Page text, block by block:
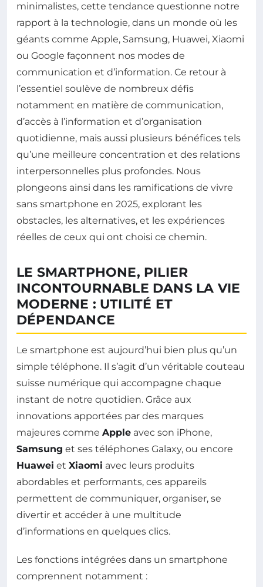
minimalistes, cette tendance questionne notre
rapport à la technologie, dans un monde où les
géants comme Apple, Samsung, Huawei, Xiaomi
ou Google façonnent nos modes de
communication et d’information. Ce retour à
l’essentiel soulève de nombreux défis
notamment en matière de communication,
d’accès à l’information et d’organisation
quotidienne, mais aussi plusieurs bénéfices tels
qu’une meilleure concentration et des relations
interpersonnelles plus profondes. Nous
plongeons ainsi dans les ramifications de vivre
sans smartphone en 2025, explorant les
obstacles, les alternatives, et les expériences
réelles de ceux qui ont choisi ce chemin.
LE SMARTPHONE, PILIER
INCONTOURNABLE DANS LA VIE
MODERNE : UTILITÉ ET
DÉPENDANCE
Le smartphone est aujourd’hui bien plus qu’un
simple téléphone. Il s’agit d’un véritable couteau
suisse numérique qui accompagne chaque
instant de notre quotidien. Grâce aux
innovations apportées par des marques
majeures comme Apple avec son iPhone,
Samsung et ses téléphones Galaxy, ou encore
Huawei et Xiaomi avec leurs produits
abordables et performants, ces appareils
permettent de communiquer, organiser, se
divertir et accéder à une multitude
d’informations en quelques clics.
Les fonctions intégrées dans un smartphone
comprennent notamment :